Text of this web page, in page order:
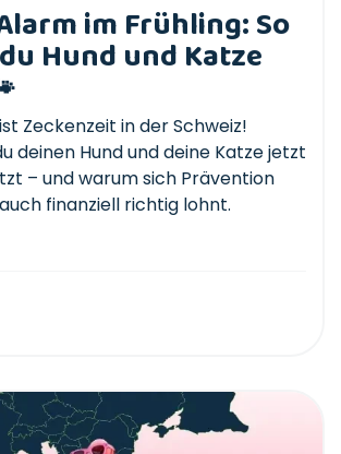
im Frühling: So
Hund und Katze
Zeckenzeit in der Schweiz!
deinen Hund und deine Katze jetzt
– und warum sich Prävention
finanziell richtig lohnt.